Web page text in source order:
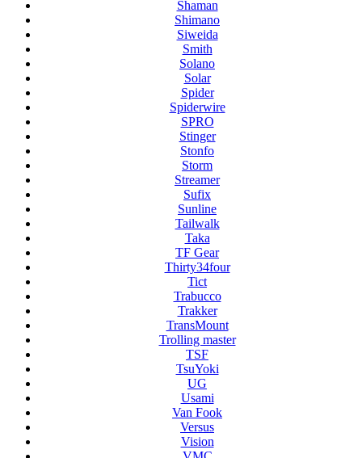
Shaman
Shimano
Siweida
Smith
Solano
Solar
Spider
Spiderwire
SPRO
Stinger
Stonfo
Storm
Streamer
Sufix
Sunline
Tailwalk
Taka
TF Gear
Thirty34four
Tict
Trabucco
Trakker
TransMount
Trolling master
TSF
TsuYoki
UG
Usami
Van Fook
Versus
Vision